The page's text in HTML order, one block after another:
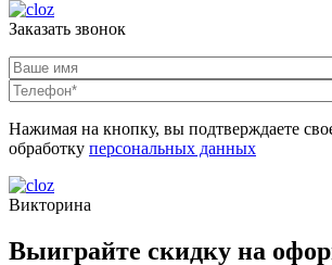
Заказать звонок
Нажимая на кнопку, вы подтверждаете
обработку персональных данных
Викторина
Выиграйте скидку на